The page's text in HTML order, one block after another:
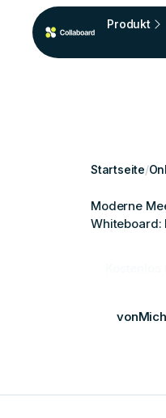
Produkt
Startseite/
Moderne
Whiteboard:
von